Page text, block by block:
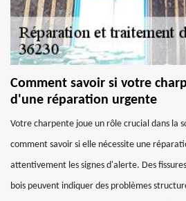
Comment savoir si votre
d'une réparation urgente
Votre charpente joue un rôle crucial dans la
comment savoir si elle nécessite une
attentivement les signes d'alerte. Des
bois peuvent indiquer des problèmes